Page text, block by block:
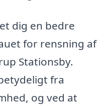
dig en bedre
for rensning af
Stationsby.
fra
og ved at